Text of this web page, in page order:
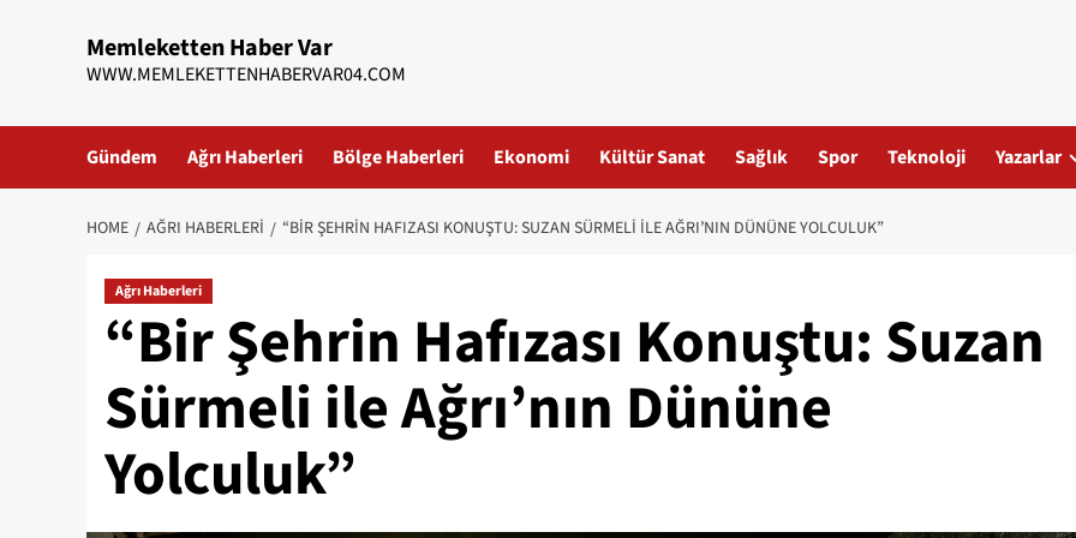
Memleketten Haber Var
WWW.MEMLEKETTENHABERVAR04.COM
Gündem Ağrı Haberleri Bölge Haberleri Ekonomi Kültür Sanat Sağlık Spor Teknoloji Yazarlar
HOME AĞRI HABERLERI “BIR ŞEHRIN HAFIZASI KONUŞTU: SUZAN SÜRMELI ILE AĞRI’NIN DÜNÜNE YOLCULUK”
Ağrı Haberleri
“Bir Şehrin Hafızası Konuştu: Suzan
Sürmeli ile Ağrı’nın Dününe
Yolculuk”